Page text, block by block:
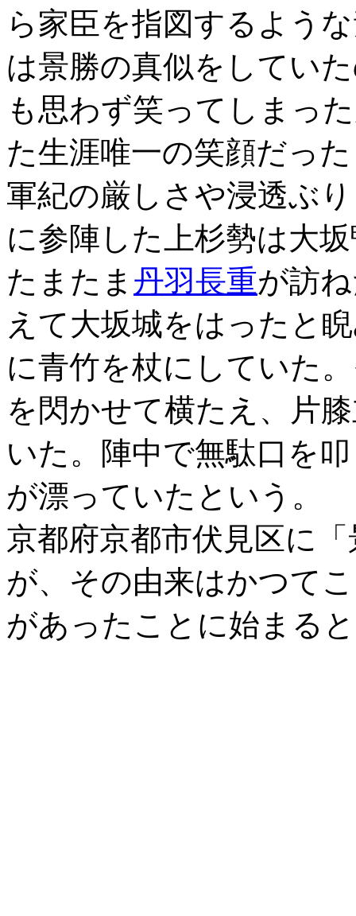
ら家臣を指図するよう
は景勝の真似をしてい
も思わず笑ってしまっ
た生涯唯一の笑顔だっ
軍紀の厳しさや浸透ぶ
に参陣した上杉勢は大
たまたま 丹羽長重が訪
えて大坂城をはったと
に青竹を杖にしていた
を閃かせて横たえ、片
いた。陣中で無駄口を
が漂っていたという。
京都府京都市伏見区に
が、その由来はかつて
があったことに始まる